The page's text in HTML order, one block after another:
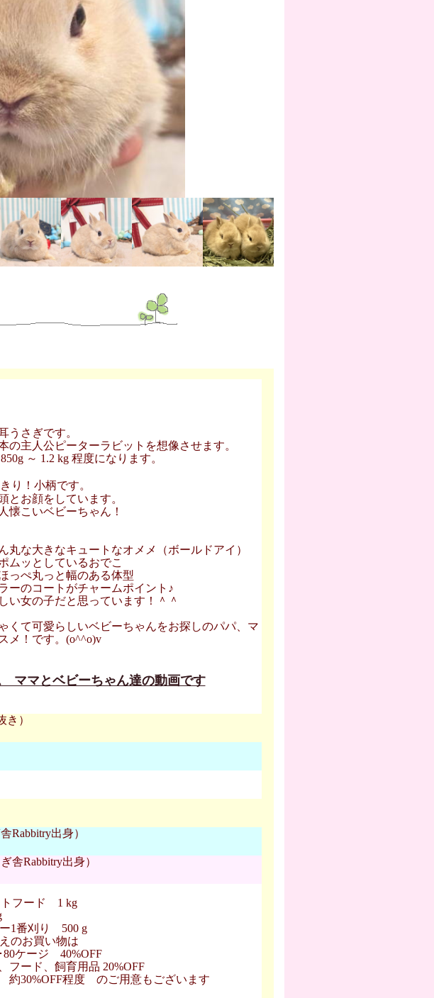
うさぎです。
の主人公ピーターラビットを想像させます。
～ 1.2 kg 程度になります。
り！小柄です。
とお顔をしています。
懐こいベビーちゃん！
丸な大きなキュートなオメメ（ボールドアイ）
ムッとしているおでこ
っぺ丸っと幅のある体型
ーのコートがチャームポイント♪
い女の子だと思っています！＾＾
くて可愛らしいベビーちゃんをお探しのパパ、マ
メ！です。(o^^o)v
ママとベビーちゃん達の動画です
き）
Rabbitry出身）
舎Rabbitry出身）
フード 1 kg
1番刈り 500 g
のお買い物は
ケージ 40%OFF
ード、飼育用品 20%OFF
30%OFF程度 のご用意もございます